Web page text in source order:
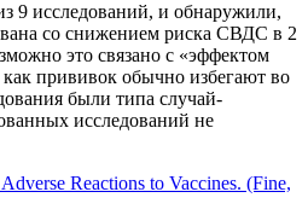
9 исследований, и обнаружили,
со снижением риска СВДС в 2
это связано с «эффектом
как прививок обычно избегают во
были типа случай-
исследований не
Reactions to Vaccines. (Fine,